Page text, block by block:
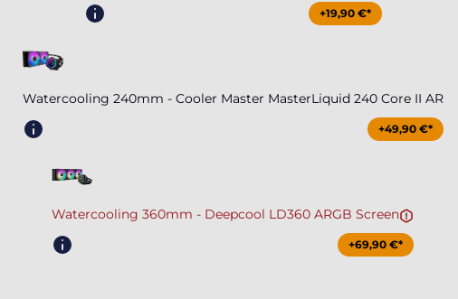
+19,90 €*
Watercooling 240mm - Cooler Master MasterLiquid 240 Core II AR
+49,90 €*
Watercooling 360mm - Deepcool LD360 ARGB Screen
+69,90 €*